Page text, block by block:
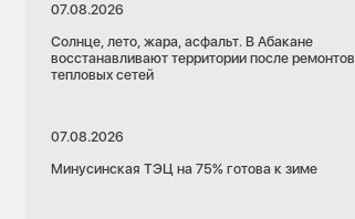
07.08.2026
Солнце, лето, жара, асфальт. В Абакане
восстанавливают территории после ремонтов
тепловых сетей
07.08.2026
Минусинская ТЭЦ на 75% готова к зиме